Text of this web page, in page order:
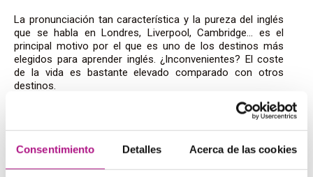
Consentimiento Detalles Acerca de las cookies
La pronunciación tan característica y la pureza del inglés
que se habla en Londres, Liverpool, Cambridge… es el
principal motivo por el que es uno de los destinos más
elegidos para aprender inglés. ¿Inconvenientes? El coste
de la vida es bastante elevado comparado con otros
destinos.
Está muy de moda viajar a ciudades irlandesas. Y es que
con un inglés muy parecido al de Inglaterra y con precios